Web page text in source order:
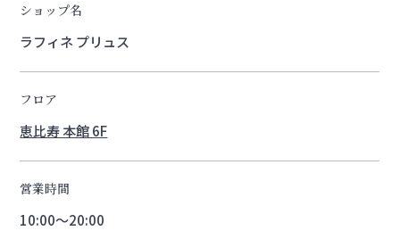
ショップ名
ラフィネ プリュス
フロア
恵比寿 本館 6F
営業時間
10:00〜20:00